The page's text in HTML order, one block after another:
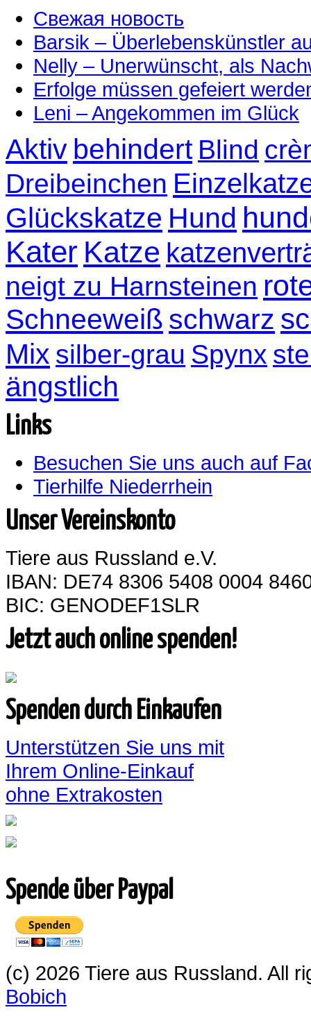
Свежая новость
Barsik – Überlebenskünstler
Nelly – Unerwünscht, als
Erfolge müssen gefeiert
Leni – Angekommen im Glück
Aktiv behindert Blind
Dreibeinchen
Glückskatze Hund
Kater Katze
neigt zu Harnsteinen
Schneeweiß schwarz
Mix silber-grau Spynx
ängstlich
Links
Besuchen Sie uns auch auf
Tierhilfe Niederrhein
Unser Vereinskonto
Tiere aus Russland e.V.
IBAN: DE74 8306 5408 0004
BIC: GENODEF1SLR
Jetzt auch online spenden!
Spenden durch Einkaufen
Unterstützen Sie uns mit
Ihrem Online-Einkauf
ohne Extrakosten
Spende über Paypal
(c) 2026 Tiere aus Russland. All
Bobich